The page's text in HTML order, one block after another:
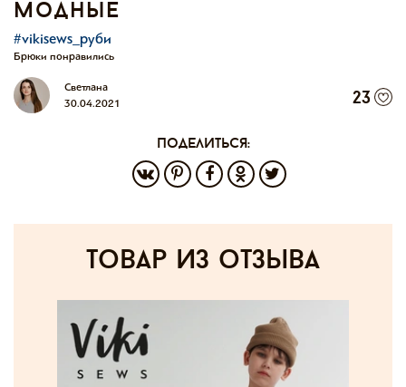
модные
#vikisews_руби
Брюки понравились
Светлана
30.04.2021
23
поделиться:
товар из отзыва